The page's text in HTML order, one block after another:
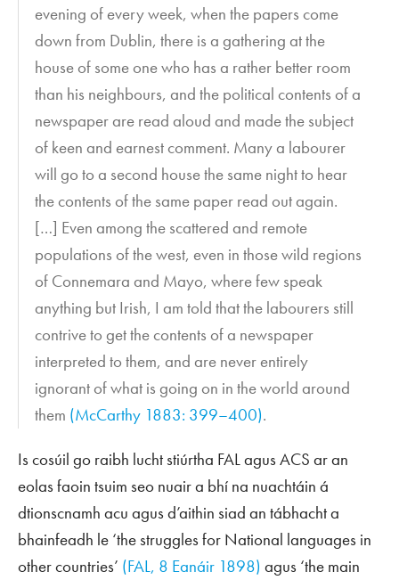
evening of every week, when the papers come
down from Dublin, there is a gathering at the
house of some one who has a rather better room
than his neighbours, and the political contents of a
newspaper are read aloud and made the subject
of keen and earnest comment. Many a labourer
will go to a second house the same night to hear
the contents of the same paper read out again.
[…] Even among the scattered and remote
populations of the west, even in those wild regions
of Connemara and Mayo, where few speak
anything but Irish, I am told that the labourers still
contrive to get the contents of a newspaper
interpreted to them, and are never entirely
ignorant of what is going on in the world around
them (McCarthy 1883: 399–400).
Is cosúil go raibh lucht stiúrtha FALagusACS ar an
eolas faoin tsuim seo nuair a bhí na nuachtáin á
dtionscnamh acu agus d’aithin siad an tábhacht a
bhainfeadh le ‘the struggles for National languages in
other countries’ (FAL, 8 Eanáir 1898) agus ‘the main